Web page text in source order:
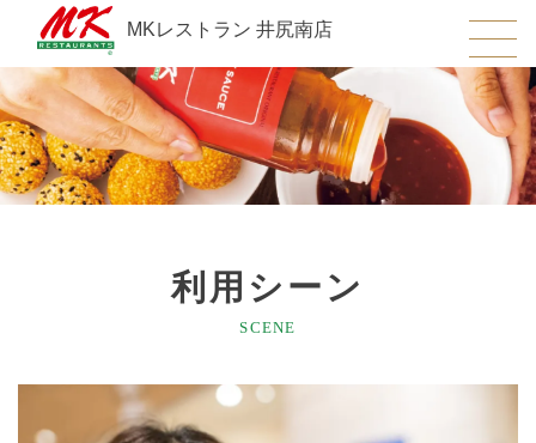
MKレストラン 井尻南店
利用シーン
SCENE